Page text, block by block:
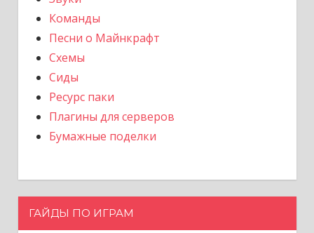
Команды
Песни о Майнкрафт
Схемы
Сиды
Ресурс паки
Плагины для серверов
Бумажные поделки
ГАЙДЫ ПО ИГРАМ